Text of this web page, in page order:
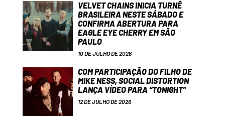
VELVET CHAINS INICIA TURNÊ
BRASILEIRA NESTE SÁBADO E
CONFIRMA ABERTURA PARA
EAGLE EYE CHERRY EM SÃO
PAULO
10 DE JULHO DE 2026
COM PARTICIPAÇÃO DO FILHO DE
MIKE NESS, SOCIAL DISTORTION
LANÇA VÍDEO PARA “TONIGHT”
12 DE JULHO DE 2026